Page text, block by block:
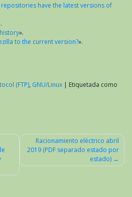
repositories have the latest versions of
».
to the current version?».
(FTP), GNU/Linux | Etiquetada como
Racionamiento eléctrico abril
2019 (PDF separado estado por
estado)